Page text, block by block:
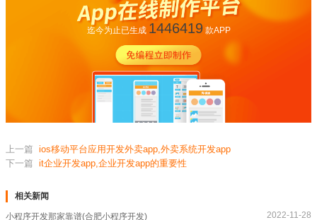
迄今为止已生成 1446419款APP
上一篇 ios移动平台应用开发外卖app,外卖系统开发app
下一篇 it企业开发app,企业开发app的重要性
相关新闻
小程序开发那家靠谱(合肥小程序开发) 2022-11-28